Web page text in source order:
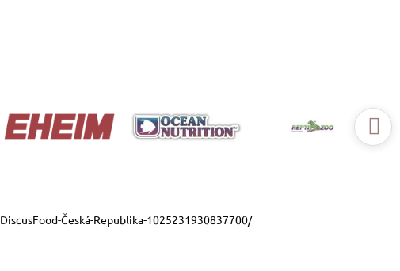
DiscusFood-Česká-Republika-1025231930837700/